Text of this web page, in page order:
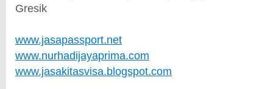
Gresik
www.jasapassport.net
www.nurhadijayaprima.com
www.jasakitasvisa.blogspot.com